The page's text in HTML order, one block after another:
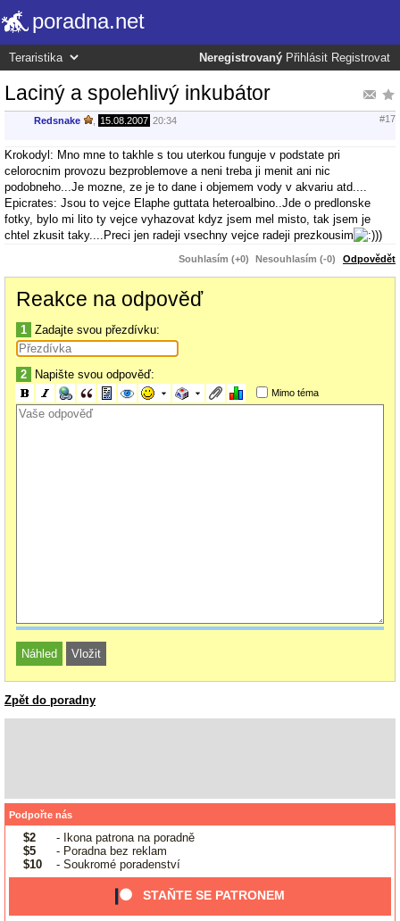
poradna.net
Neregistrovaný Přihlásit Registrovat
Laciný a spolehlivý inkubátor
Redsnake 15.08.2007 20:34 #17
Krokodyl: Mno mne to takhle s tou uterkou funguje v podstate pri
celorocnim provozu bezproblemove a neni treba ji menit ani nic
podobneho...Je mozne, ze je to dane i objemem vody v akvariu atd....
Epicrates: Jsou to vejce Elaphe guttata heteroalbino..Jde o predlonske
fotky, bylo mi lito ty vejce vyhazovat kdyz jsem mel misto, tak jsem je
chtel zkusit taky....Preci jen radeji vsechny vejce radeji prezkousim
)
Souhlasím (+0) Nesouhlasím (-0) Odpovědět
Reakce na odpověď
1 Zadajte svou přezdívku:
2 Napište svou odpověď:
Mimo téma
Zpět do poradny
Podpořte nás
$2
- Ikona patrona na poradně
$5
- Poradna bez reklam
$10
- Soukromé poradenství
STAŇTE SE PATRONEM